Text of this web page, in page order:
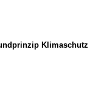
Klimaschutz